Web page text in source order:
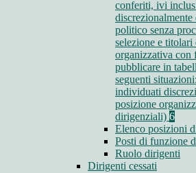
conferiti, ivi
politico senza
selezione e
organizzativa con
pubblicare in
seguenti
individuati
posizione
dirigenziali) 6
Elenco posizioni
Posti di funzione
Ruolo dirigenti
Dirigenti cessati